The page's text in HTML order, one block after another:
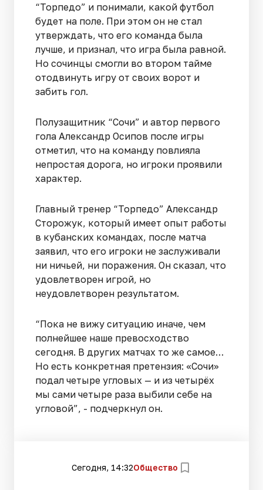
“Торпедо” и понимали, какой футбол
будет на поле. При этом он не стал
утверждать, что его команда была
лучше, и признал, что игра была равной.
Но сочинцы смогли во втором тайме
отодвинуть игру от своих ворот и
забить гол.
Полузащитник “Сочи” и автор первого
гола Александр Осипов после игры
отметил, что на команду повлияла
непростая дорога, но игроки проявили
характер.
Главный тренер “Торпедо” Александр
Сторожук, который имеет опыт работы
в кубанских командах, после матча
заявил, что его игроки не заслуживали
ни ничьей, ни поражения. Он сказал, что
удовлетворен игрой, но
неудовлетворен результатом.
“Пока не вижу ситуацию иначе, чем
полнейшее наше превосходство
сегодня. В других матчах то же самое…
Но есть конкретная претензия: «Сочи»
подал четыре угловых — и из четырёх
мы сами четыре раза выбили себе на
угловой”, - подчеркнул он.
Сегодня, 14:32Общество